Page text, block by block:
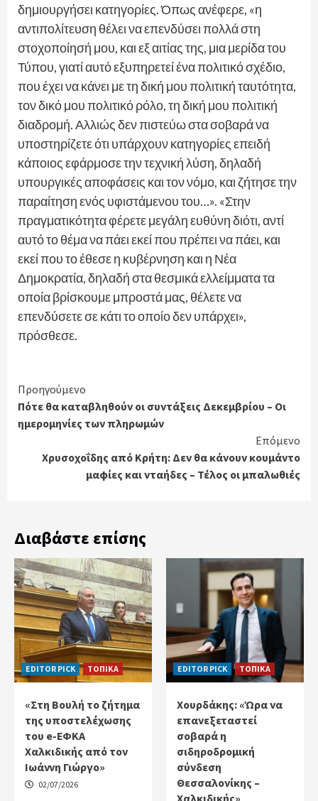
δημιουργήσει κατηγορίες. Όπως ανέφερε, «η
αντιπολίτευση θέλει να επενδύσει πολλά στη
στοχοποίησή μου, και εξ αιτίας της, μια μερίδα του
Τύπου, γιατί αυτό εξυπηρετεί ένα πολιτικό σχέδιο,
που έχει να κάνει με τη δική μου πολιτική ταυτότητα,
τον δικό μου πολιτικό ρόλο, τη δική μου πολιτική
διαδρομή. Αλλιώς δεν πιστεύω στα σοβαρά να
υποστηρίζετε ότι υπάρχουν κατηγορίες επειδή
κάποιος εφάρμοσε την τεχνική λύση, δηλαδή
υπουργικές αποφάσεις και τον νόμο, και ζήτησε την
παραίτηση ενός υφιστάμενου του…». «Στην
πραγματικότητα φέρετε μεγάλη ευθύνη διότι, αντί
αυτό το θέμα να πάει εκεί που πρέπει να πάει, και
εκεί που το έθεσε η κυβέρνηση και η Νέα
Δημοκρατία, δηλαδή στα θεσμικά ελλείμματα τα
οποία βρίσκουμε μπροστά μας, θέλετε να
επενδύσετε σε κάτι το οποίο δεν υπάρχει»,
πρόσθεσε.
Continue
Reading
Προηγούμενο
Πότε θα καταβληθούν οι συντάξεις Δεκεμβρίου – Οι
ημερομηνίες των πληρωμών
Επόμενο
Χρυσοχοΐδης από Κρήτη: Δεν θα κάνουν κουμάντο
μαφίες και νταήδες – Τέλος οι μπαλωθιές
Διαβάστε επίσης
EDITOR PICK ΤΟΠΙΚΑ
«Στη Βουλή το ζήτημα
της υποστελέχωσης
του e-ΕΦΚΑ
Χαλκιδικής από τον
Ιωάννη Γιώργο»
02/07/2026
EDITOR PICK ΤΟΠΙΚΑ
Χουρδάκης: «Ώρα να
επανεξεταστεί
σοβαρά η
σιδηροδρομική
σύνδεση
Θεσσαλονίκης –
Χαλκιδικής»